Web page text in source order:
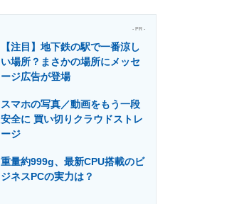
マーケ×ITの今がよく分かる
建設×テクノロジーの最前線
- PR -
【注目】地下鉄の駅で一番涼し
い場所？まさかの場所にメッセ
ージ広告が登場
スマホの写真／動画をもう一段
安全に 買い切りクラウドストレ
ージ
重量約999g、最新CPU搭載のビ
ジネスPCの実力は？